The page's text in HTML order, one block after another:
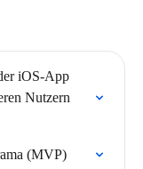
iOS-App
Nutzern
(MVP)